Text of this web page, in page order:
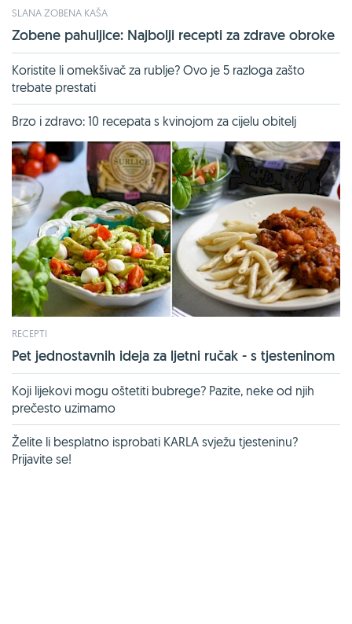
SLANA ZOBENA KAŠA
Zobene pahuljice: Najbolji recepti za zdrave obroke
Koristite li omekšivač za rublje? Ovo je 5 razloga zašto
trebate prestati
Brzo i zdravo: 10 recepata s kvinojom za cijelu obitelj
RECEPTI
Pet jednostavnih ideja za ljetni ručak - s tjesteninom
Koji lijekovi mogu oštetiti bubrege? Pazite, neke od njih
prečesto uzimamo
Želite li besplatno isprobati KARLA svježu tjesteninu?
Prijavite se!